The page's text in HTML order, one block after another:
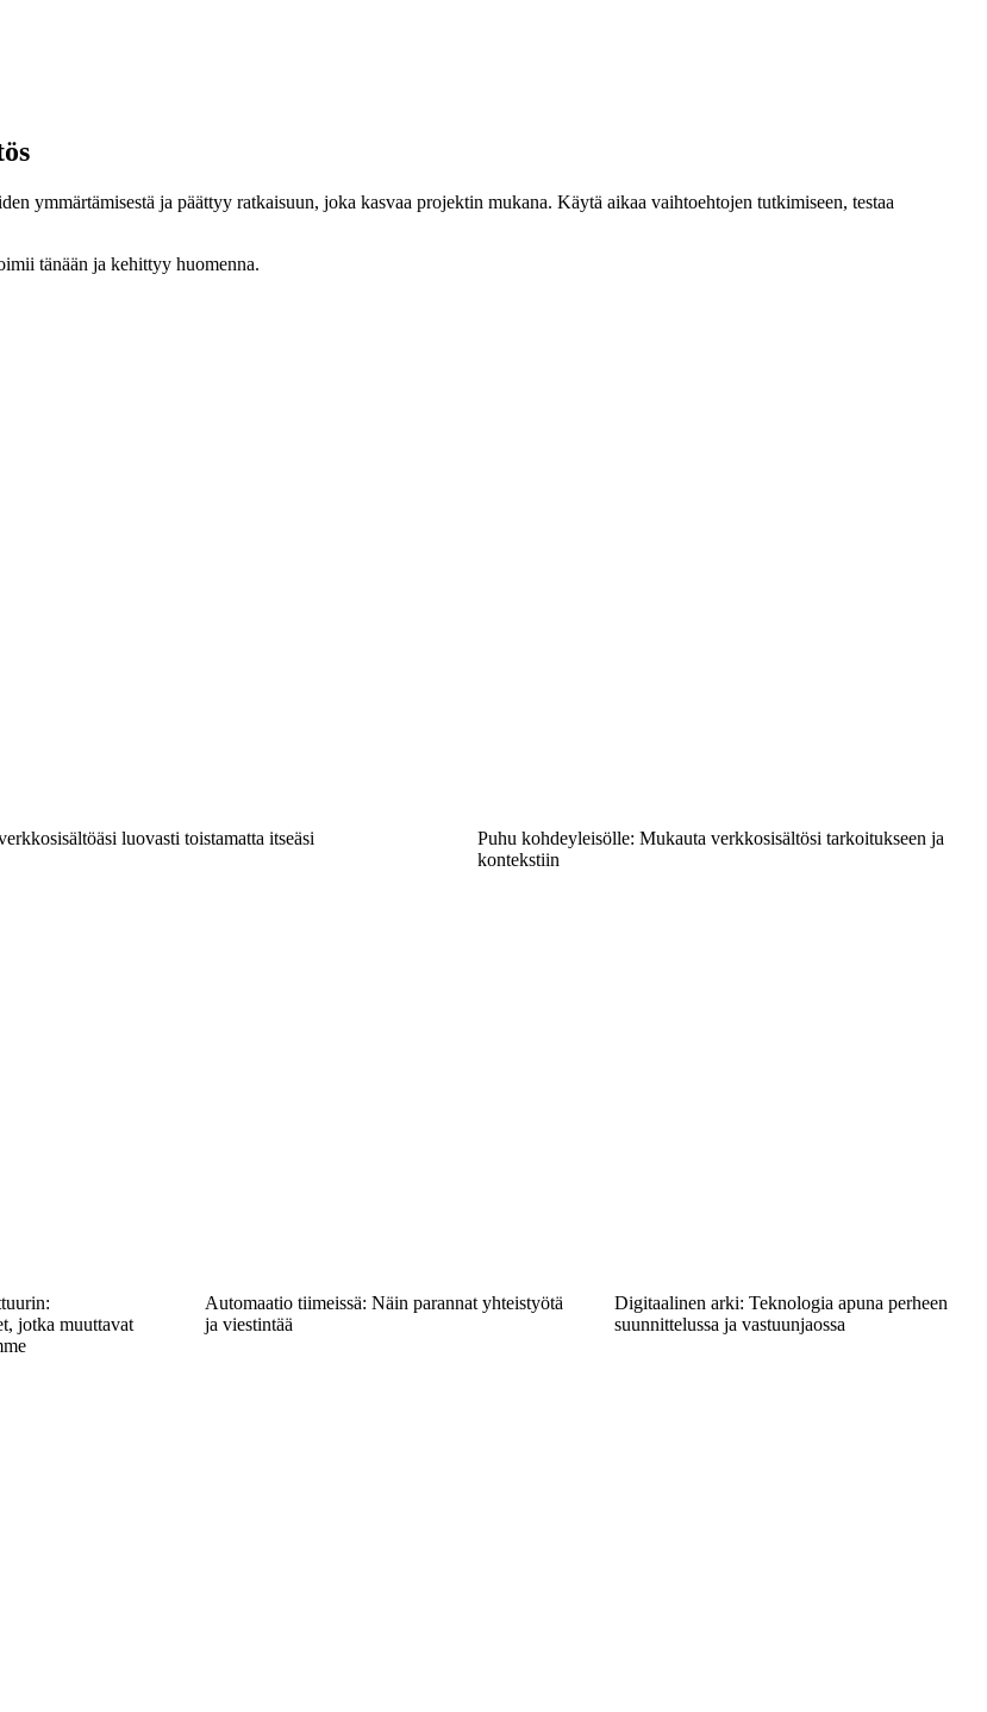
ymmärtämisestä ja päättyy ratkaisuun, joka kasvaa projektin mukana. Käytä aikaa vaihtoehtojen tutkimiseen, testaa
tänään ja kehittyy huomenna.
luovasti toistamatta itseäsi
Puhu kohdeyleisölle: Mukauta verkkosisältösi tarkoitukseen ja
kontekstiin
jotka muuttavat
Automaatio tiimeissä: Näin parannat yhteistyötä
ja viestintää
Digitaalinen arki: Teknologia apuna perheen
suunnittelussa ja vastuunjaossa